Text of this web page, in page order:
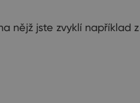
nějž jste zvyklí například z